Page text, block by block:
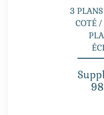
3
COTÉ